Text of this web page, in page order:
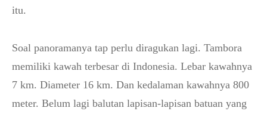
itu.
Soal panoramanya tap perlu diragukan lagi. Tambora
memiliki kawah terbesar di Indonesia. Lebar kawahnya
7 km. Diameter 16 km. Dan kedalaman kawahnya 800
meter. Belum lagi balutan lapisan-lapisan batuan yang